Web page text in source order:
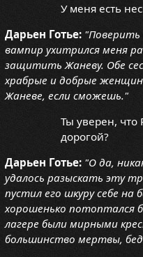
У меня есть
Дарьен Готье: "Поверить
вампир ухитрился меня
защитить Жаневу. Обе
храбрые и добрые
Жаневе, если сможешь."
Ты уверен,
дорогой?
Дарьен Готье: "О да,
удалось разыскать эту
пустил его шкуру себе
хорошенько потоптался
лагере были мирными
большинство мертвы,